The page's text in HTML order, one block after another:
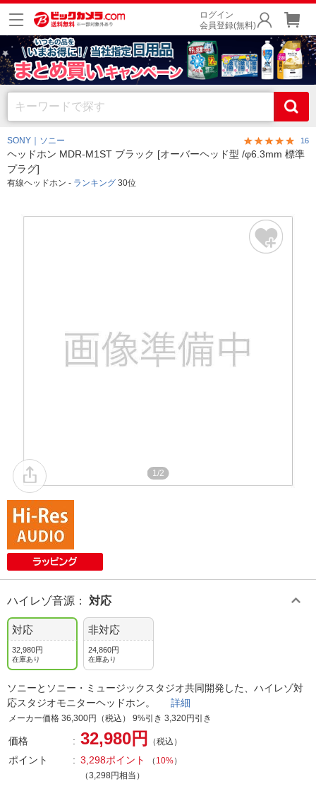
ログイン
会員登録(無料)
SONY｜ソニー 16
ヘッドホン MDR-M1ST ブラック [オーバーヘッド型 /φ6.3mm 標準
プラグ]
有線ヘッドホン - ランキング 30位
1/2
ハイレゾ音源 ： 対応
対応
32,980円
在庫あり
非対応
24,860円
在庫あり
ソニーとソニー・ミュージックスタジオ共同開発した、ハイレゾ対
応スタジオモニターヘッドホン。 詳細
メーカー価格 36,300円（税込） 9%引き 3,320円引き
価格 32,980円 （税込）
ポイント 3,298ポイント （ 10%）
（3,298円相当）